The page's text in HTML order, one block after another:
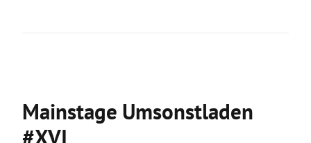
Mainstage Umsonstladen
#XVI